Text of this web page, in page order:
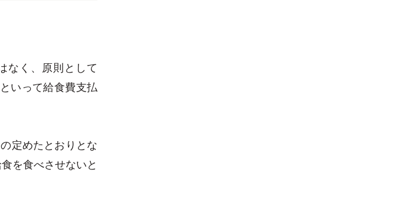
なく、原則として
いって給食費支払
定めたとおりとな
を食べさせないと